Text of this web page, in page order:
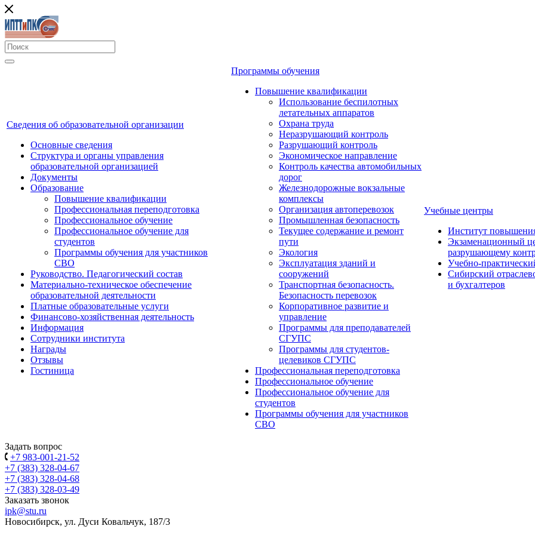
Сведения об образовательной организации
Основные сведения
Структура и органы управления
образовательной организацией
Документы
Образование
Повышение квалификации
Профессиональная переподготовка
Профессиональное обучение
Профессиональное обучение для
студентов
Программы обучения для участников
СВО
Руководство. Педагогический состав
Материально-техническое обеспечение
образовательной деятельности
Платные образовательные услуги
Финансово-хозяйственная деятельность
Информация
Сотрудники института
Награды
Отзывы
Гостиница
Программы обучения
Повышение квалификации
Использование беспилотных
летательных аппаратов
Охрана труда
Неразрушающий контроль
Разрушающий контроль
Экономическое направление
Контроль качества автомобильных
дорог
Железнодорожные вокзальные
комплексы
Организация автоперевозок
Промышленная безопасность
Текущее содержание и ремонт
пути
Экология
Эксплуатация зданий и
сооружений
Транспортная безопасность.
Безопасность перевозок
Корпоративное развитие и
управление
Программы для преподавателей
СГУПС
Программы для студентов-
целевиков СГУПС
Профессиональная переподготовка
Профессиональное обучение
Профессиональное обучение для
студентов
Программы обучения для участников
СВО
Учебные центры
Институт
Экзаменационный
разрушающему
Учебно-
Сибирский
и бухгалтеров
Задать вопрос
+7 983-001-21-52
+7 (383) 328-04-67
+7 (383) 328-04-68
+7 (383) 328-03-49
Заказать звонок
ipk@stu.ru
Новосибирск, ул. Дуси Ковальчук, 187/3